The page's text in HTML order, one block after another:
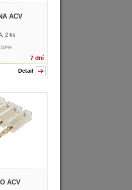
ACV
2 ks
7 dní
Detail
ACV